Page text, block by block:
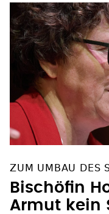
ZUM UMBAU DES
Bischöfin
Armut kein